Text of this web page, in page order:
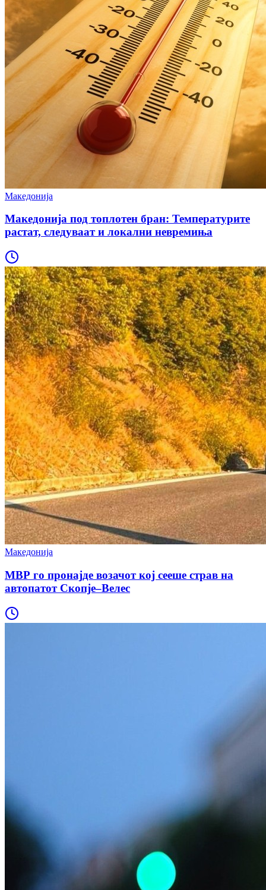
Македонија
Македонија под топлотен бран: Температурите
растат, следуваат и локални невремиња
Македонија
МВР го пронајде возачот кој сееше страв на
автопатот Скопје–Велес